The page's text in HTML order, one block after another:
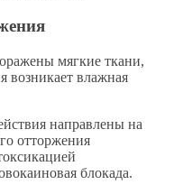
мягкие ткани,
возникает влажная
направлены на
отторжения
блокада.